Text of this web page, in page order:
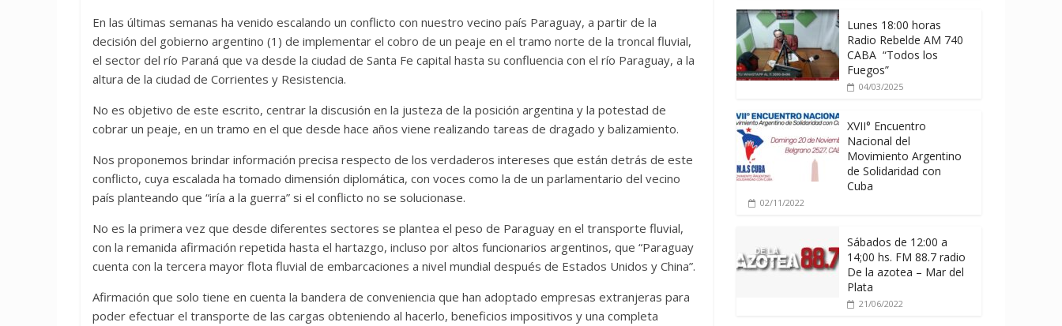
En las últimas semanas ha venido escalando un conflicto con nuestro vecino país Paraguay, a partir de la
decisión del gobierno argentino (1) de implementar el cobro de un peaje en el tramo norte de la troncal fluvial,
el sector del río Paraná que va desde la ciudad de Santa Fe capital hasta su confluencia con el río Paraguay, a la
altura de la ciudad de Corrientes y Resistencia.
No es objetivo de este escrito, centrar la discusión en la justeza de la posición argentina y la potestad de
cobrar un peaje, en un tramo en el que desde hace años viene realizando tareas de dragado y balizamiento.
Nos proponemos brindar información precisa respecto de los verdaderos intereses que están detrás de este
conflicto, cuya escalada ha tomado dimensión diplomática, con voces como la de un parlamentario del vecino
país planteando que “iría a la guerra” si el conflicto no se solucionase.
No es la primera vez que desde diferentes sectores se plantea el peso de Paraguay en el transporte fluvial,
con la remanida afirmación repetida hasta el hartazgo, incluso por altos funcionarios argentinos, que “Paraguay
cuenta con la tercera mayor flota fluvial de embarcaciones a nivel mundial después de Estados Unidos y China”.
Afirmación que solo tiene en cuenta la bandera de conveniencia que han adoptado empresas extranjeras para
poder efectuar el transporte de las cargas obteniendo al hacerlo, beneficios impositivos y una completa
Lunes 18:00 horas
Radio Rebelde AM 740
CABA “Todos los
Fuegos”
04/03/2025
XVII° Encuentro
Nacional del
Movimiento Argentino
de Solidaridad con
Cuba
02/11/2022
Sábados de 12:00 a
14;00 hs. FM 88.7 radio
De la azotea – Mar del
Plata
21/06/2022